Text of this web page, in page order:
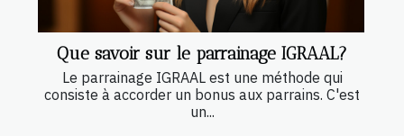
Que savoir sur le parrainage IGRAAL?
Le parrainage IGRAAL est une méthode qui
consiste à accorder un bonus aux parrains. C'est
un...